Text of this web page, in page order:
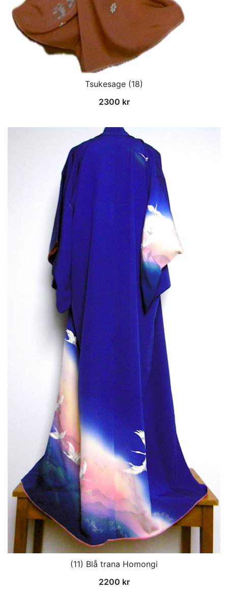
Tsukesage (18)
2300 kr
(11) Blå trana Homongi
2200 kr